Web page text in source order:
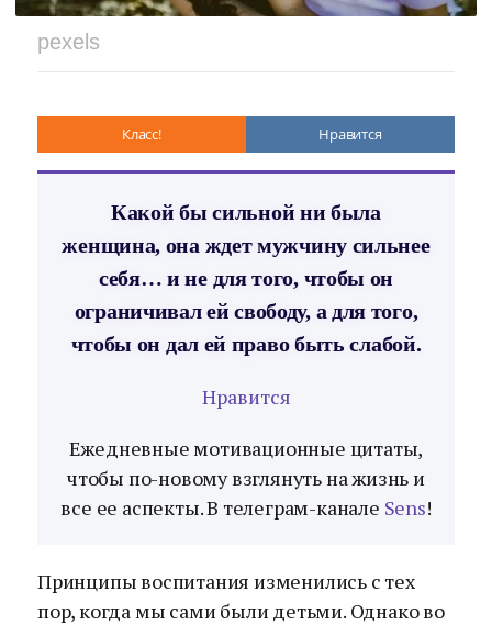
pexels
Класс! Нравится
Какой бы сильной ни была
женщина, она ждет мужчину сильнее
себя… и не для того, чтобы он
ограничивал ей свободу, а для того,
чтобы он дал ей право быть слабой.
Нравится
Ежедневные мотивационные цитаты,
чтобы по-новому взглянуть на жизнь и
все ее аспекты. В телеграм-канале Sens!
Принципы воспитания изменились с тех
пор, когда мы сами были детьми. Однако во